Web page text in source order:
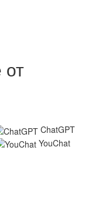
от
ChatGPT
YouChat